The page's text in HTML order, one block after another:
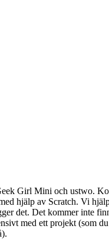
Girl Mini och ustwo.
hjälp av Scratch. Vi
det. Det kommer inte
med ett projekt (som